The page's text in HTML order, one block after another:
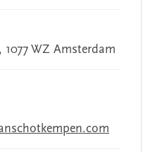
WZ Amsterdam